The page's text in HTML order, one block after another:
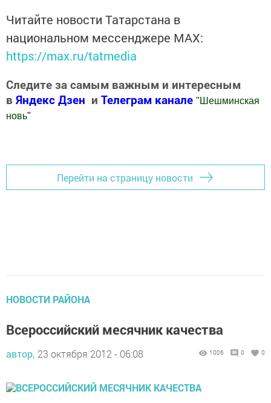
Читайте новости Татарстана в
национальном мессенджере MАХ:
https://max.ru/tatmedia
Следите за самым важным и интересным
в Яндекс Дзен и Телеграм канале "Шешминская
новь"
Перейти на страницу новости
НОВОСТИ РАЙОНА
Всероссийский месячник качества
автор, 23 октября 2012 - 06:08 1006 0 0